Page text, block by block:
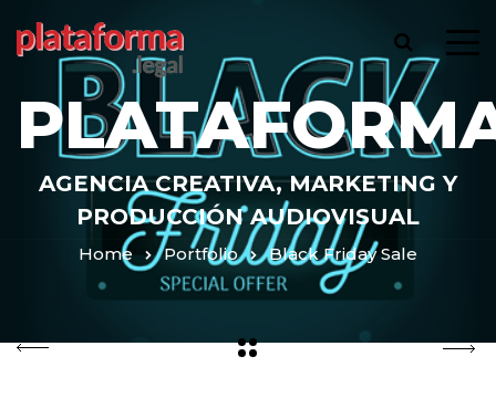
AGENCIA CREATIVA, MARKETING Y
PRODUCCIÓN AUDIOVISUAL
Home Portfolio Black Friday Sale